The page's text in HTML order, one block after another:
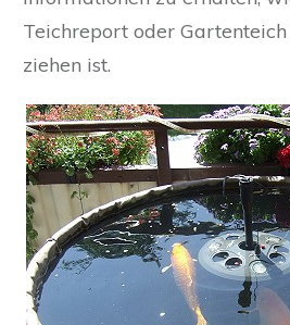
Teichreport oder
ziehen ist.